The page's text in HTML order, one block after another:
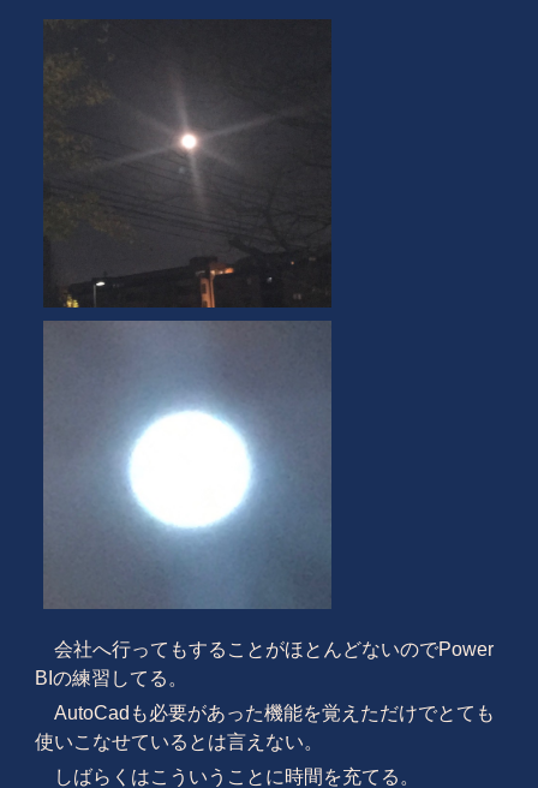
会社へ行ってもすることがほとんどないのでPower
BIの練習してる。
AutoCadも必要があった機能を覚えただけでとても
使いこなせているとは言えない。
しばらくはこういうことに時間を充てる。